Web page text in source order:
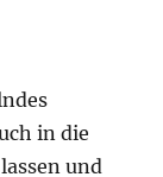
in die
und